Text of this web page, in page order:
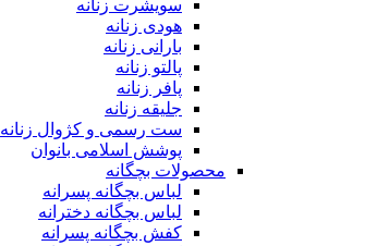
سویشرت زنانه
هودی زنانه
بارانی زنانه
پالتو زنانه
پافر زنانه
جلیقه زنانه
ست رسمی و کژوال زنانه
پوشش اسلامی بانوان
محصولات بچگانه
لباس بچگانه پسرانه
لباس بچگانه دخترانه
کفش بچگانه پسرانه